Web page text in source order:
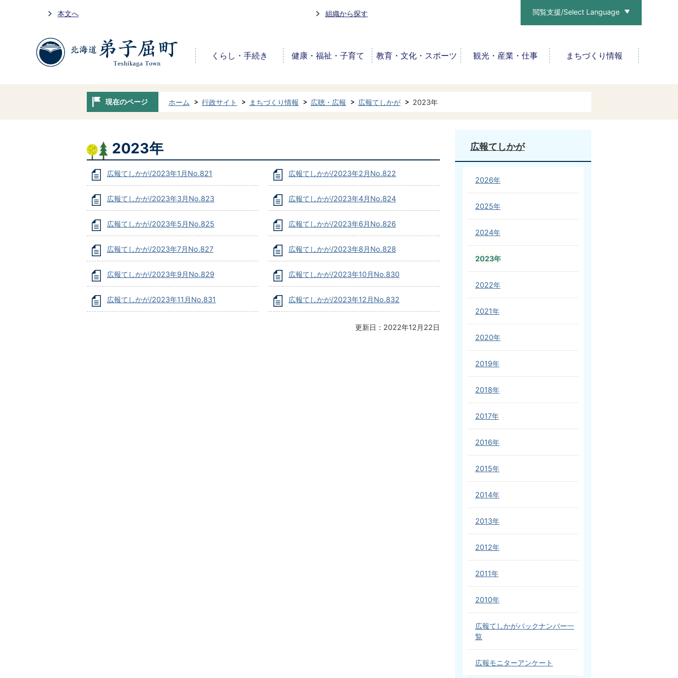
本文へ 組織から探す 閲覧支援/Select Language
くらし・手続き 健康・福祉・子育て 教育・文化・スポーツ 観光・産業・仕事 まちづくり情報
現在のページ ホーム 行政サイト まちづくり情報 広聴・広報 広報てしかが 2023年
2023年
広報てしかが/2023年1月No.821 広報てしかが/2023年2月No.822
広報てしかが/2023年3月No.823 広報てしかが/2023年4月No.824
広報てしかが/2023年5月No.825 広報てしかが/2023年6月No.826
広報てしかが/2023年7月No.827 広報てしかが/2023年8月No.828
広報てしかが/2023年9月No.829 広報てしかが/2023年10月No.830
広報てしかが/2023年11月No.831 広報てしかが/2023年12月No.832
更新日：2022年12月22日
広報てしかが
2026年
2025年
2024年
2023年
2022年
2021年
2020年
2019年
2018年
2017年
2016年
2015年
2014年
2013年
2012年
2011年
2010年
広報てしかがバックナンバー一
覧
広報モニターアンケート